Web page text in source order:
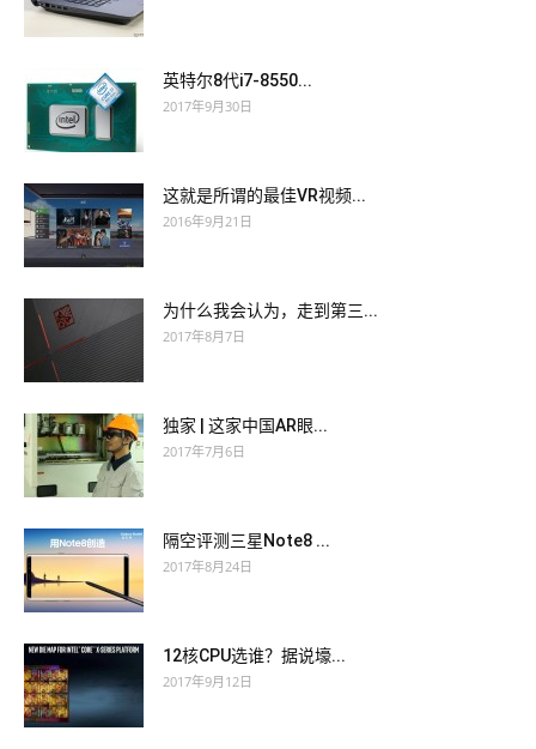
英特尔8代i7-8550...
2017年9月30日
这就是所谓的最佳VR视频...
2016年9月21日
为什么我会认为，走到第三...
2017年8月7日
独家 | 这家中国AR眼...
2017年7月6日
隔空评测三星Note8 ...
2017年8月24日
12核CPU选谁？据说壕...
2017年9月12日